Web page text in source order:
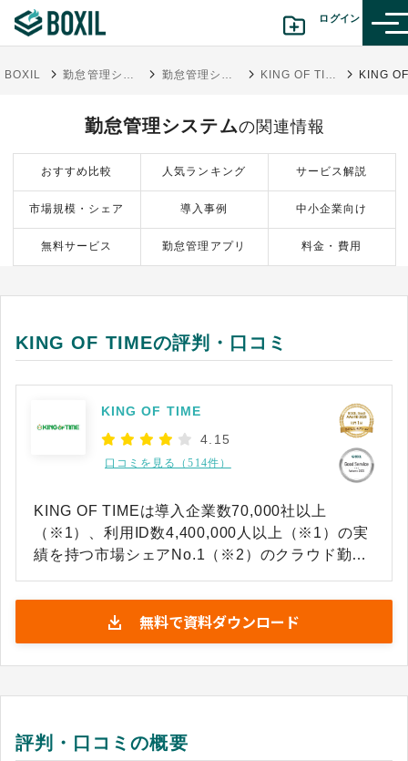
ログイン
診断から探す(β版)
記事から探す
BOXILの使い方ガイド 情報掲載をご希望の方へ
BOXIL 勤怠管理システムおすすめ17選 - 一覧比較表で費用・機能 | 選び方【シェアランキング】 勤怠管理システム KING OF TIME
勤怠管理システムの関連情報
おすすめ比較 人気ランキング サービス解説
市場規模・シェア 導入事例 中小企業向け
無料サービス 勤怠管理アプリ 料金・費用
KING OF TIMEの評判・口コミ
KING OF TIME
4.15
口コミを見る（514件）
KING OF TIMEは導入企業数70,000社以上
（※1）、利用ID数4,400,000人以上（※1）の実
績を持つ市場シェアNo.1（※2）のクラウド勤怠
PC・スマートフォン（ブラウザ・アプリ）、IC
カード、指紋、顔認証、入退室連携など様々な手
段から選択でき、休暇の取得、残業の申請承認な
ど、従業員と管理者間でのやりとりもオンライン
に異なる就業ルールにも柔軟な設定で対応可能で
す。 ※1 出典：KING OF TIME公式HP（2026年
無料で資料ダウンロード
評判・口コミの概要